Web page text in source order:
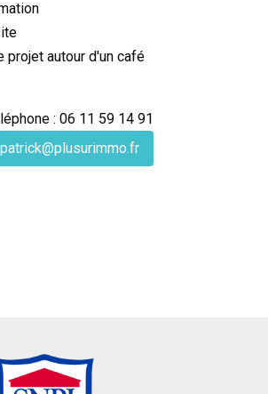
projet autour d'un café
: 06 11 59 14 91
patrick@plusurimmo.fr